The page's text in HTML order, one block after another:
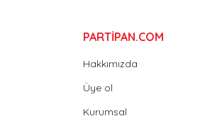
PARTİPAN.COM
Hakkımızda
Üye ol
Kurumsal